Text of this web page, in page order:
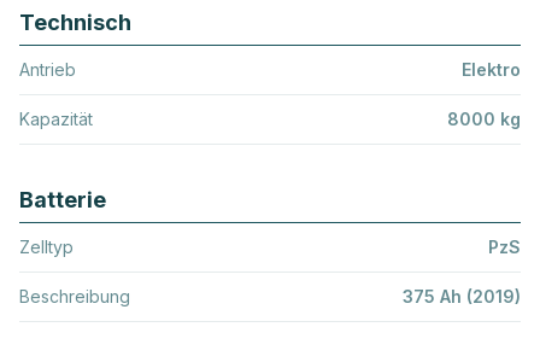
Technisch
Antrieb Elektro
Kapazität 8000 kg
Batterie
Zelltyp PzS
Beschreibung 375 Ah (2019)